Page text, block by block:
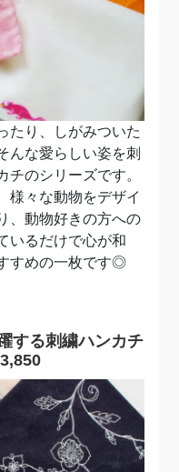
たり、しがみついた
んな愛らしい姿を刺
チのシリーズです。
様々な動物をデザイ
、動物好きの方への
いるだけで心が和
すめの一枚です◎
する刺繍ハンカチ